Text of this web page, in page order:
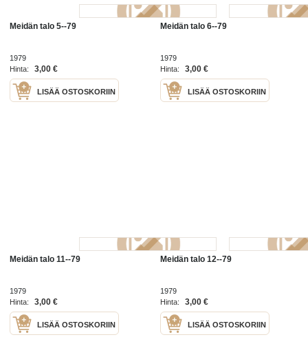
Meidän talo 5--79
1979
Hinta:
3,00 €
LISÄÄ OSTOSKORIIN
Meidän talo 6--79
1979
Hinta:
3,00 €
LISÄÄ OSTOSKORIIN
Meidän talo 11--79
1979
Hinta:
3,00 €
LISÄÄ OSTOSKORIIN
Meidän talo 12--79
1979
Hinta:
3,00 €
LISÄÄ OSTOSKORIIN